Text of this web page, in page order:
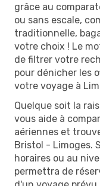
grâce au
ou sans escale,
traditionnelle,
votre choix ! Le
de filtrer votre
pour dénicher les
votre voyage à
Quelque soit la
vous aide à
aériennes et
Bristol - Limoges.
horaires ou au
permettra de